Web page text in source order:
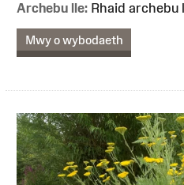
Archebu lle: Rhaid archebu
Mwy o wybodaeth